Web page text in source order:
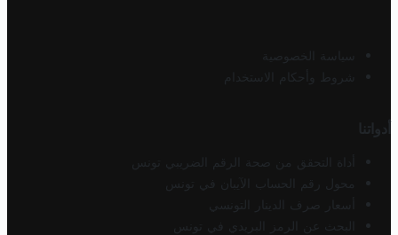
سياسة الخصوصية
شروط وأحكام الاستخدام
أدواتنا
أداة التحقق من صحة الرقم الضريبي تونس
محول رقم الحساب الآيبان في تونس
أسعار صرف الدينار التونسي
البحث عن الرمز البريدي في تونس